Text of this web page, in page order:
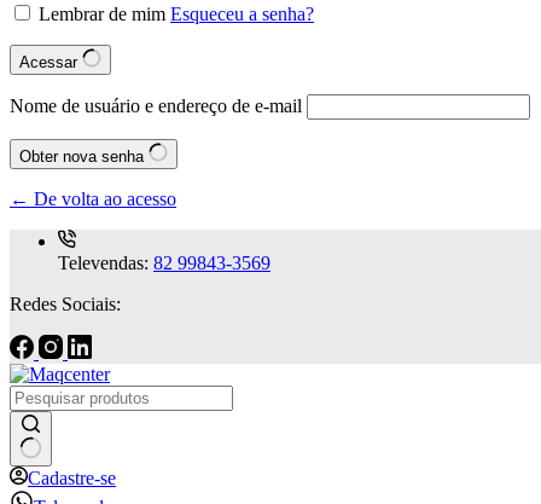
Lembrar de mim Esqueceu a senha?
Acessar
Nome de usuário e endereço de e-mail
Obter nova senha
← De volta ao acesso
Televendas: 82 99843-3569
Redes Sociais:
Sem
resultados
Cadastre-se